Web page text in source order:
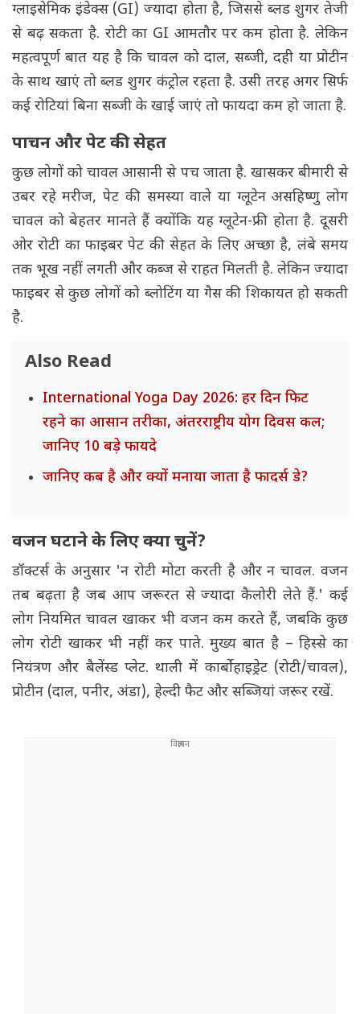
ग्लाइसेमिक इंडेक्स (GI) ज्यादा होता है, जिससे ब्लड शुगर तेजी
से बढ़ सकता है. रोटी का GI आमतौर पर कम होता है. लेकिन
महत्वपूर्ण बात यह है कि चावल को दाल, सब्जी, दही या प्रोटीन
के साथ खाएं तो ब्लड शुगर कंट्रोल रहता है. उसी तरह अगर सिर्फ
कई रोटियां बिना सब्जी के खाई जाएं तो फायदा कम हो जाता है.
पाचन और पेट की सेहत
कुछ लोगों को चावल आसानी से पच जाता है. खासकर बीमारी से
उबर रहे मरीज, पेट की समस्या वाले या ग्लूटेन असहिष्णु लोग
चावल को बेहतर मानते हैं क्योंकि यह ग्लूटेन-फ्री होता है. दूसरी
ओर रोटी का फाइबर पेट की सेहत के लिए अच्छा है, लंबे समय
तक भूख नहीं लगती और कब्ज से राहत मिलती है. लेकिन ज्यादा
फाइबर से कुछ लोगों को ब्लोटिंग या गैस की शिकायत हो सकती
है.
Also Read
International Yoga Day 2026: हर दिन फिट
रहने का आसान तरीका, अंतरराष्ट्रीय योग दिवस कल;
जानिए 10 बड़े फायदे
जानिए कब है और क्यों मनाया जाता है फादर्स डे?
वजन घटाने के लिए क्या चुनें?
डॉक्टर्स के अनुसार 'न रोटी मोटा करती है और न चावल. वजन
तब बढ़ता है जब आप जरूरत से ज्यादा कैलोरी लेते हैं.' कई
लोग नियमित चावल खाकर भी वजन कम करते हैं, जबकि कुछ
लोग रोटी खाकर भी नहीं कर पाते. मुख्य बात है – हिस्से का
नियंत्रण और बैलेंस्ड प्लेट. थाली में कार्बोहाइड्रेट (रोटी/चावल),
प्रोटीन (दाल, पनीर, अंडा), हेल्दी फैट और सब्जियां जरूर रखें.